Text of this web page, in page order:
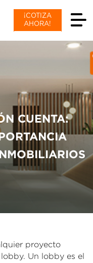
¡COTIZA
AHORA!
CUENTA:
proyecto
Un lobby es el